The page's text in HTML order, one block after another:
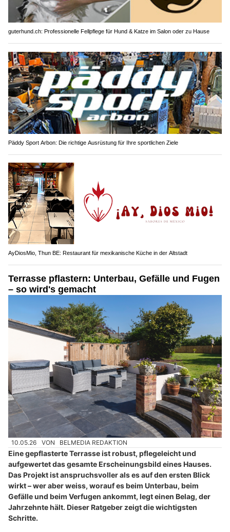
guterhund.ch: Professionelle Fellpflege für Hund & Katze im Salon oder zu Hause
Päddy Sport Arbon: Die richtige Ausrüstung für Ihre sportlichen Ziele
AyDiosMio, Thun BE: Restaurant für mexikanische Küche in der Altstadt
Terrasse pflastern: Unterbau, Gefälle und Fugen
– so wird's gemacht
10.05.26 VON BELMEDIA REDAKTION
Eine gepflasterte Terrasse ist robust, pflegeleicht und
aufgewertet das gesamte Erscheinungsbild eines Hauses.
Das Projekt ist anspruchsvoller als es auf den ersten Blick
wirkt – wer aber weiss, worauf es beim Unterbau, beim
Gefälle und beim Verfugen ankommt, legt einen Belag, der
Jahrzehnte hält. Dieser Ratgeber zeigt die wichtigsten
Schritte.